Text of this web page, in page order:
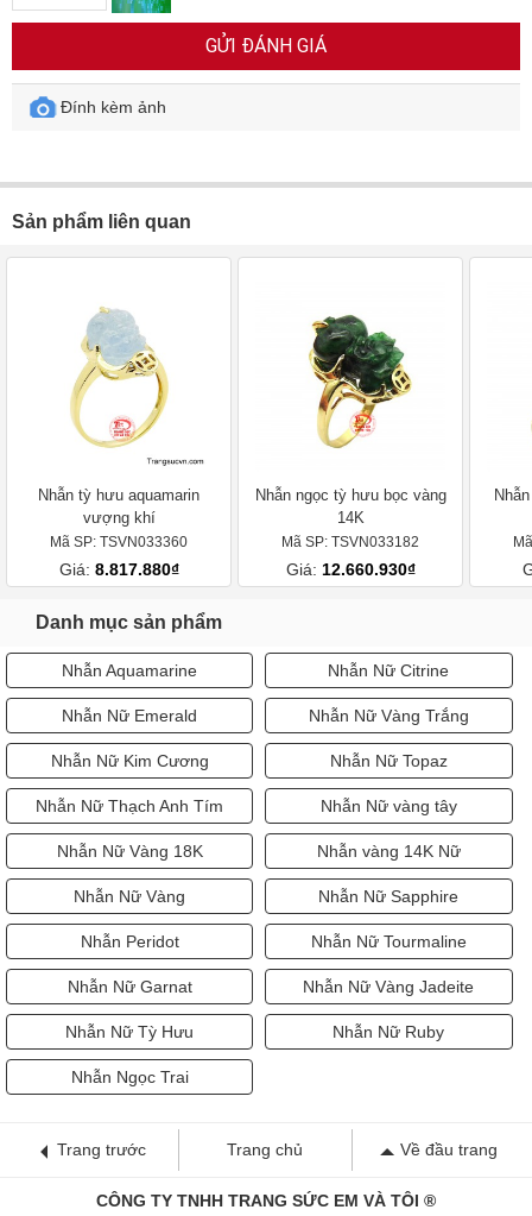
GỬI ĐÁNH GIÁ
Đính kèm ảnh
Sản phẩm liên quan
Nhẫn tỳ hưu aquamarin
vượng khí
Mã SP: TSVN033360
Giá: 8.817.880₫
Nhẫn ngọc tỳ hưu bọc vàng
14K
Mã SP: TSVN033182
Giá: 12.660.930₫
Danh mục sản phẩm
Nhẫn Aquamarine Nhẫn Nữ Citrine
Nhẫn Nữ Emerald Nhẫn Nữ Vàng Trắng
Nhẫn Nữ Kim Cương Nhẫn Nữ Topaz
Nhẫn Nữ Thạch Anh Tím Nhẫn Nữ vàng tây
Nhẫn Nữ Vàng 18K Nhẫn vàng 14K Nữ
Nhẫn Nữ Vàng Nhẫn Nữ Sapphire
Nhẫn Peridot Nhẫn Nữ Tourmaline
Nhẫn Nữ Garnat Nhẫn Nữ Vàng Jadeite
Nhẫn Nữ Tỳ Hưu Nhẫn Nữ Ruby
Nhẫn Ngọc Trai
Trang trước Trang chủ Về đầu trang
CÔNG TY TNHH TRANG SỨC EM VÀ TÔI ®